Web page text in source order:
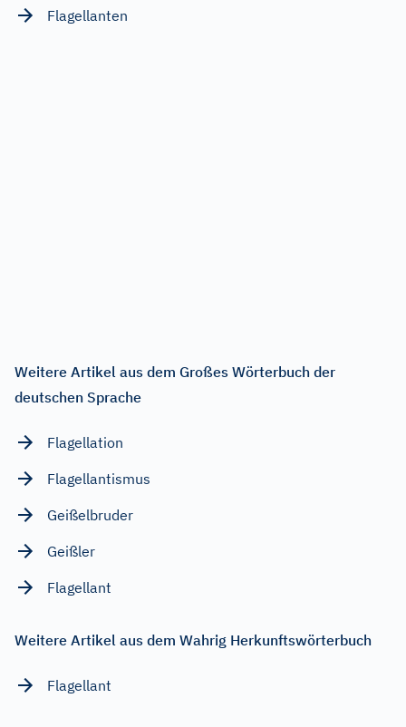
Flagellanten
Weitere Artikel aus dem Großes Wörterbuch der
deutschen Sprache
Flagellation
Flagellantismus
Geißelbruder
Geißler
Flagellant
Weitere Artikel aus dem Wahrig Herkunftswörterbuch
Flagellant